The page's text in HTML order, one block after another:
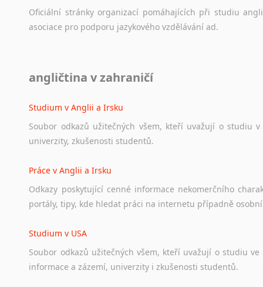
Oficiální stránky organizací pomáhajících při studiu
asociace pro podporu jazykového vzdělávání ad.
Ať už se jedná o česká diskusní
angličtina v zahraničí
Studium v Anglii a Irsku
Soubor odkazů užitečných všem, kteří uvažují o studiu v
univerzity, zkušenosti studentů.
Práce v Anglii a Irsku
Odkazy poskytující cenné informace nekomerčního
portály, tipy, kde hledat práci na internetu případně osobní
Studium v USA
Soubor odkazů užitečných všem, kteří uvažují o studiu ve
informace a zázemí, univerzity i zkušenosti studentů.